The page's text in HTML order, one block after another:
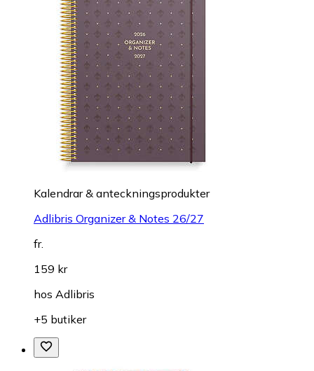
Kalendrar & anteckningsprodukter
Adlibris Organizer & Notes 26/27
fr.
159 kr
hos Adlibris
+5 butiker